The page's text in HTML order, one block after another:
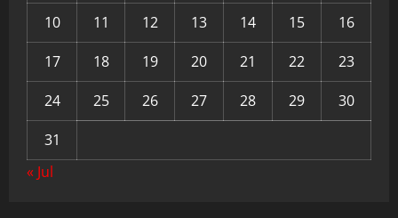
10
11 12 13 14 15
16
17
18 19 20 21 22
23
24
25 26 27 28 29
30
31
« Jul